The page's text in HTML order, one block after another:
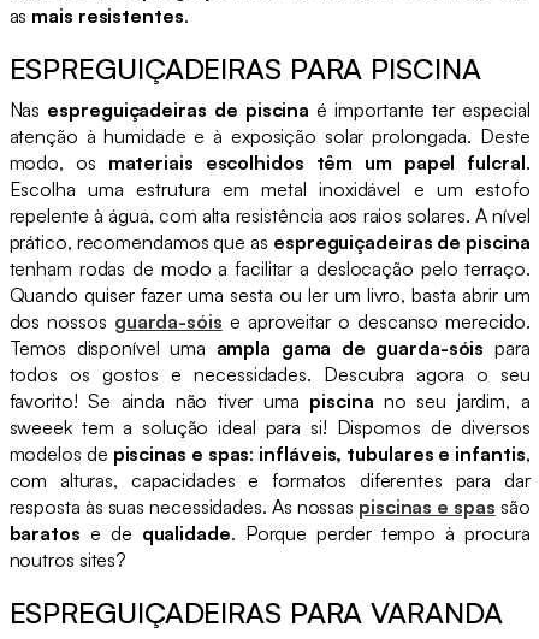
as mais resistentes.
ESPREGUIÇADEIRAS PARA PISCINA
Nas espreguiçadeiras de piscina é importante ter especial
atenção à humidade e à exposição solar prolongada. Deste
modo, os materiais escolhidos têm um papel fulcral.
Escolha uma estrutura em metal inoxidável e um estofo
repelente à água, com alta resistência aos raios solares. A nível
prático, recomendamos que as espreguiçadeiras de piscina
tenham rodas de modo a facilitar a deslocação pelo terraço.
Quando quiser fazer uma sesta ou ler um livro, basta abrir um
dos nossos guarda-sóis e aproveitar o descanso merecido.
Temos disponível uma ampla gama de guarda-sóis para
todos os gostos e necessidades. Descubra agora o seu
favorito! Se ainda não tiver uma piscina no seu jardim, a
sweeek tem a solução ideal para si! Dispomos de diversos
modelos de piscinas e spas: infláveis, tubulares e infantis,
com alturas, capacidades e formatos diferentes para dar
resposta às suas necessidades. As nossas piscinas e spas são
baratos e de qualidade. Porque perder tempo à procura
noutros sites?
ESPREGUIÇADEIRAS PARA VARANDA